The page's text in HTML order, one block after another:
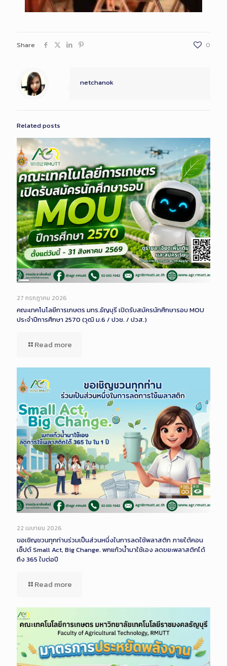
Share 0
netchanok
Related posts
Long
Description
27 กรกฎาคม 2026
คณะเทคโนโลยีการเกษตร มทร.ธัญบุรี เปิดรับสมัครนักศึกษารอบ MOU
ประจำปีการศึกษา 2570 (วุฒิ ม.6 / ปวช. / ปวส.)
Read more
22 เมษายน 2026
ขอเชิญชวนทุกท่านร่วมเป็นส่วนหนึ่งในการลดใช้พลาสติก ภายใต้คอน
เซ็ปต์ Small Act, Big Change. พกแก้วน้ำมาใช้เอง ลดขยะพลาสติกได้
ถึง 365 ใบต่อปี
Read more